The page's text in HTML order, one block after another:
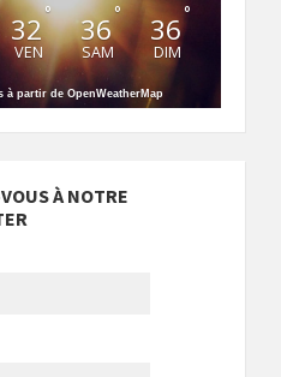
32°
VEN
36°
SAM
36°
DIM
à partir de OpenWeatherMap
À NOTRE